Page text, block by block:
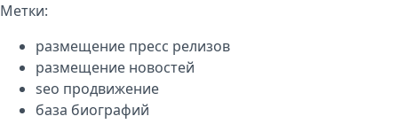
Метки:
размещение пресс релизов
размещение новостей
seo продвижение
база биографий